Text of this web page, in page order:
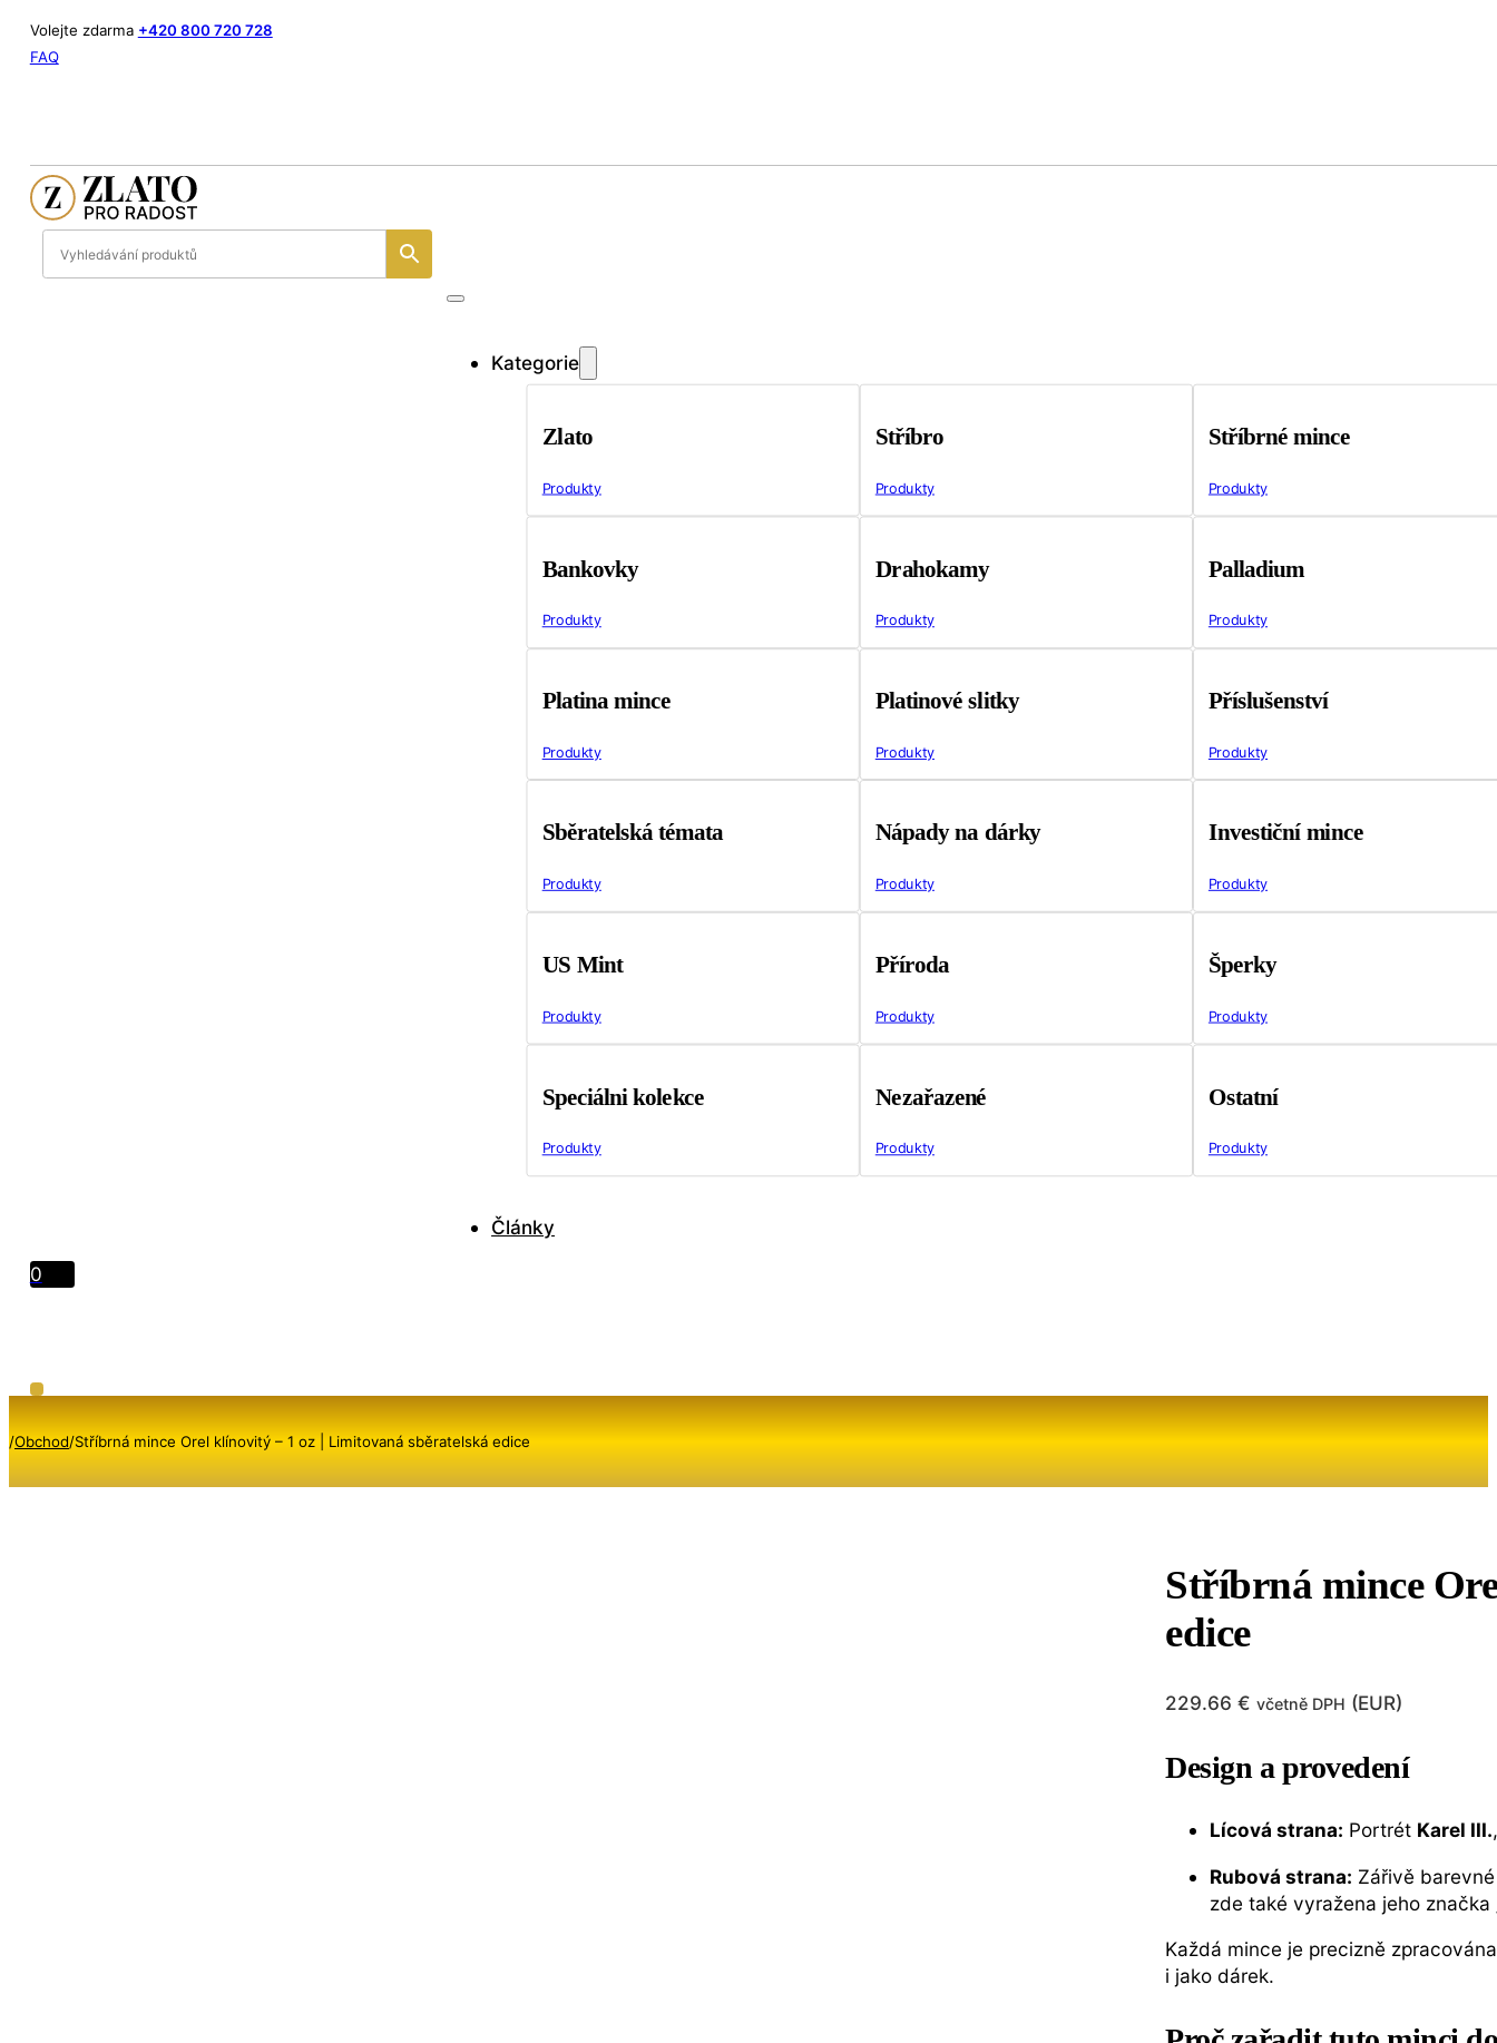
Volejte zdarma +420 800 720 728
FAQ
Kategorie
Zlato
Produkty
Stříbro
Produkty
Stříbrné mince
Produkty
Bankovky
Produkty
Drahokamy
Produkty
Palladium
Produkty
Platina mince
Produkty
Platinové slitky
Produkty
Příslušenství
Produkty
Sběratelská témata
Produkty
Nápady na dárky
Produkty
Investiční mince
Produkty
US Mint
Produkty
Příroda
Produkty
Šperky
Produkty
Speciálni kolekce
Produkty
Nezařazené
Produkty
Ostatní
Produkty
Články
0
/Obchod/Stříbrná mince Orel klínovitý – 1 oz | Limitovaná sběratelská edice
Stříbrná mince
edice
229.66€ včetně DPH (EUR)
Design a provedení
Lícová strana: Portrét Karel III.
Rubová strana: Zářivě
zde také vyražena jeho značka
Každá mince je precizně
i jako dárek.